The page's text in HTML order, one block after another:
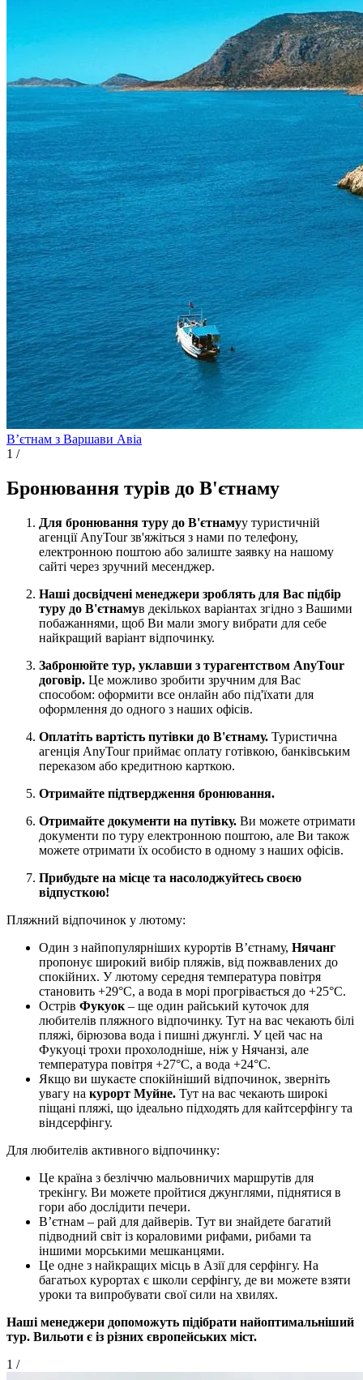
Вʼєтнам з Варшави Авіа
1 /
Бронювання турів до В'єтнаму
Для бронювання туру до В'єтнамуу туристичній
агенції AnyTour зв'яжіться з нами по телефону,
електронною поштою або залиште заявку на нашому
сайті через зручний месенджер.
Наші досвідчені менеджери зроблять для Вас підбір
туру до В'єтнамув декількох варіантах згідно з Вашими
побажаннями, щоб Ви мали змогу вибрати для себе
найкращий варіант відпочинку.
Забронюйте тур, уклавши з турагентством AnyTour
договір. Це можливо зробити зручним для Вас
способом: оформити все онлайн або під'їхати для
оформлення до одного з наших офісів.
Оплатіть вартість путівки до В'єтнаму. Туристична
агенція AnyTour приймає оплату готівкою, банківським
переказом або кредитною карткою.
Отримайте підтвердження бронювання.
Отримайте документи на путівку. Ви можете отримати
документи по туру електронною поштою, але Ви також
можете отримати їх особисто в одному з наших офісів.
Прибудьте на місце та насолоджуйтесь своєю
відпусткою!
Пляжний відпочинок у лютому:
Один з найпопулярніших курортів В’єтнаму, Нячанг
пропонує широкий вибір пляжів, від пожвавлених до
спокійних. У лютому середня температура повітря
становить +29°C, а вода в морі прогрівається до +25°C.
Острів Фукуок – ще один райський куточок для
любителів пляжного відпочинку. Тут на вас чекають білі
пляжі, бірюзова вода і пишні джунглі. У цей час на
Фукуоці трохи прохолодніше, ніж у Нячанзі, але
температура повітря +27°C, а вода +24°C.
Якщо ви шукаєте спокійніший відпочинок, зверніть
увагу на курорт Муйне. Тут на вас чекають широкі
піщані пляжі, що ідеально підходять для кайтсерфінгу та
віндсерфінгу.
Для любителів активного відпочинку:
Це країна з безліччю мальовничих маршрутів для
трекінгу. Ви можете пройтися джунглями, піднятися в
гори або дослідити печери.
В’єтнам – рай для дайверів. Тут ви знайдете багатий
підводний світ із кораловими рифами, рибами та
іншими морськими мешканцями.
Це одне з найкращих місць в Азії для серфінгу. На
багатьох курортах є школи серфінгу, де ви можете взяти
уроки та випробувати свої сили на хвилях.
Наші менеджери допоможуть підібрати найоптимальніший
тур. Вильоти є із різних європейських міст.
1 /